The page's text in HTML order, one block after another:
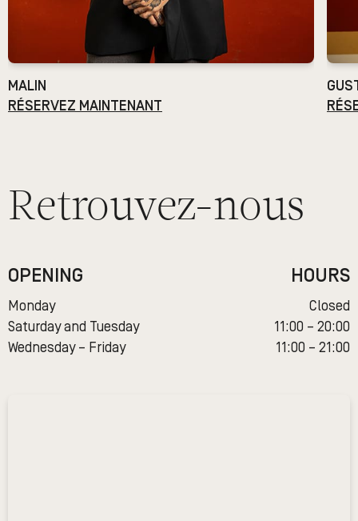
MALIN
RÉSERVEZ MAINTENANT
Retrouvez-nous
OPENING
Monday
Saturday and Tuesday
Wednesday – Friday
HOURS
Closed
11:00 – 20:00
11:00 – 21:00